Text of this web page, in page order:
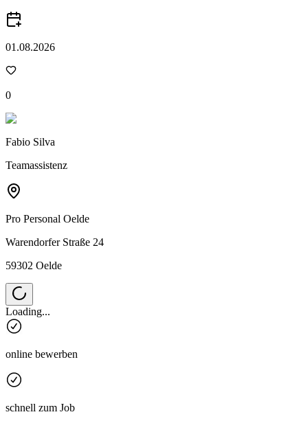
01.08.2026
0
Fabio Silva
Teamassistenz
Pro Personal Oelde
Warendorfer Straße 24
59302 Oelde
Loading...
online bewerben
schnell zum Job